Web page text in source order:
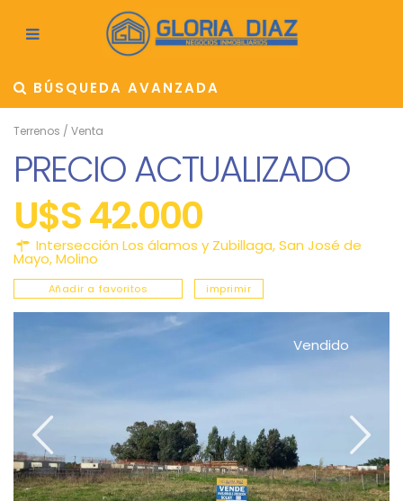
BÚSQUEDA AVANZADA
Terrenos / Venta
PRECIO ACTUALIZADO
U$S 42.000
Intersección Los álamos y Zubillaga,San José de
Mayo,Molino
Añadir a favoritos imprimir
Vendido